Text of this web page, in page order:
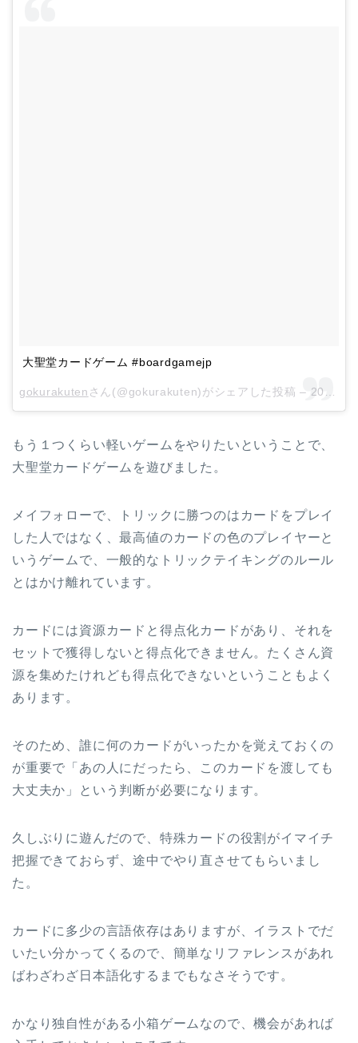
大聖堂カードゲーム #boardgamejp
gokurakuten さん(@gokurakuten)がシェアした投稿 – 2018年 7月月15日午前4時22分PDT
もう１つくらい軽いゲームをやりたいということで、
大聖堂カードゲームを遊びました。
メイフォローで、トリックに勝つのはカードをプレイ
した人ではなく、最高値のカードの色のプレイヤーと
いうゲームで、一般的なトリックテイキングのルール
とはかけ離れています。
カードには資源カードと得点化カードがあり、それを
セットで獲得しないと得点化できません。たくさん資
源を集めたけれども得点化できないということもよく
あります。
そのため、誰に何のカードがいったかを覚えておくの
が重要で「あの人にだったら、このカードを渡しても
大丈夫か」という判断が必要になります。
久しぶりに遊んだので、特殊カードの役割がイマイチ
把握できておらず、途中でやり直させてもらいまし
た。
カードに多少の言語依存はありますが、イラストでだ
いたい分かってくるので、簡単なリファレンスがあれ
ばわざわざ日本語化するまでもなさそうです。
かなり独自性がある小箱ゲームなので、機会があれば